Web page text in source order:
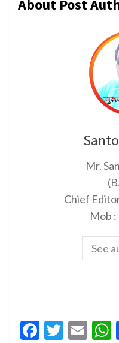
About Post
Mr.
Chief
Mob
See
Facebook